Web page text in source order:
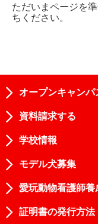
ただいまページを
ちください。
オープンキャンパ
資料請求する
学校情報
モデル犬募集
愛玩動物看護師
証明書の発行方法